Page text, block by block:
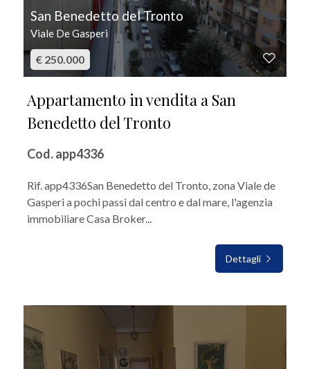
San Benedetto del Tronto
Viale De Gasperi
€ 250.000
Appartamento in vendita a San
Benedetto del Tronto
Cod. app4336
Rif. app4336San Benedetto del Tronto, zona Viale de
Gasperi a pochi passi dal centro e dal mare, l'agenzia
immobiliare Casa Broker...
Dettagli